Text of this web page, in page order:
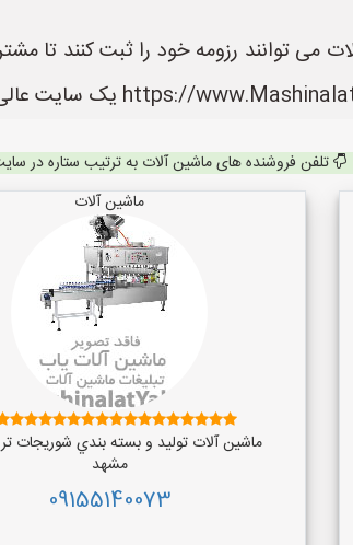
می توانند رزومه خود را ثبت کنند تا
تلفن فروشنده های ماشین آلات به ترتیب ستاره در
ماشین آلات
ماشین آلات توليد و بسته بندي شوريجات
مشهد
09155140073